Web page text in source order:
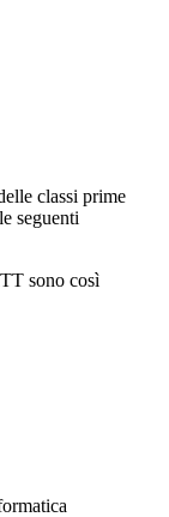
classi prime
seguenti
sono così